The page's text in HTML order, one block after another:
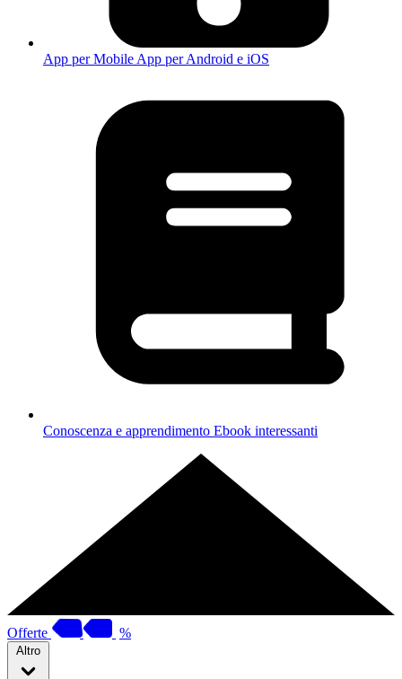
App per Mobile App per Android e iOS
Conoscenza e apprendimento Ebook interessanti
Offerte %
Altro